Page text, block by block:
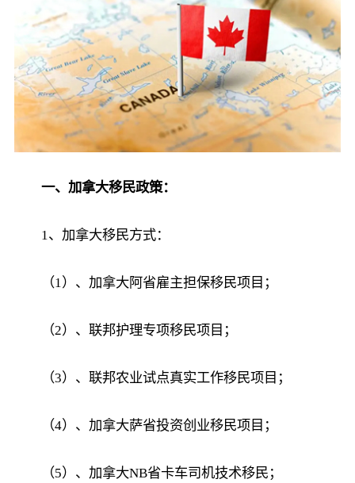
一、加拿大移民政策：
1、加拿大移民方式：
（1）、加拿大阿省雇主担保移民项目；
（2）、联邦护理专项移民项目；
（3）、联邦农业试点真实工作移民项目；
（4）、加拿大萨省投资创业移民项目；
（5）、加拿大NB省卡车司机技术移民；